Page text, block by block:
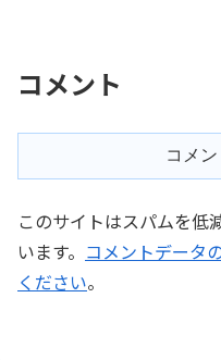
コメント
コメ
このサイトはスパムを低
います。 コメントデータ
ください。